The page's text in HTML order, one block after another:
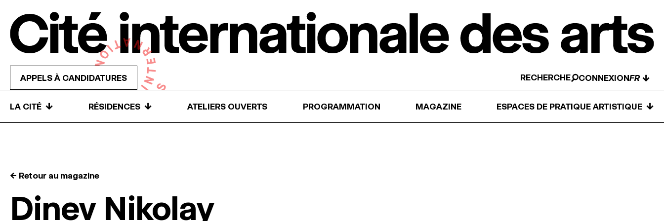
APPELS À CANDIDATURES RECHERCHE CONNEXION ↓
LA CITÉ ↓ RÉSIDENCES ↓ ATELIERS OUVERTS PROGRAMMATION MAGAZINE ESPACES DE PRATIQUE ARTISTIQUE ↓
← Retour au magazine
Dinev Nikolay